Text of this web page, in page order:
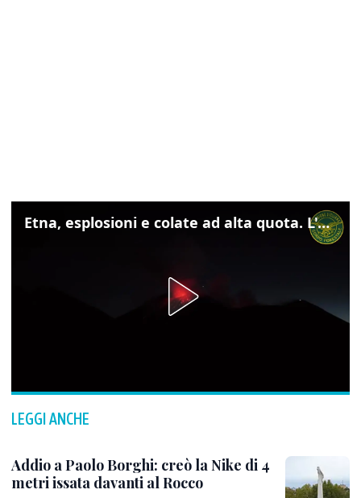
Etna, esplosioni e colate ad alta quota. L'aeroporto di Catania verso la normalità
LEGGI ANCHE
Addio a Paolo Borghi: creò la Nike di 4
metri issata davanti al Rocco